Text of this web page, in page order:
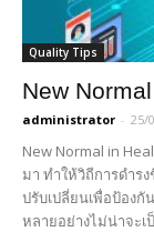
Quality Tips
New
administrator - 25/
New Normal in
มา ทำให้วิถีการดำร
ปรับเปลี่ยนเพื่อป้องกั
หลายอย่างไม่น่าจะเ